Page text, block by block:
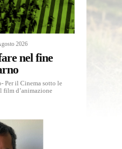
2026
nel fine
Per il Cinema sotto le
film d’animazione